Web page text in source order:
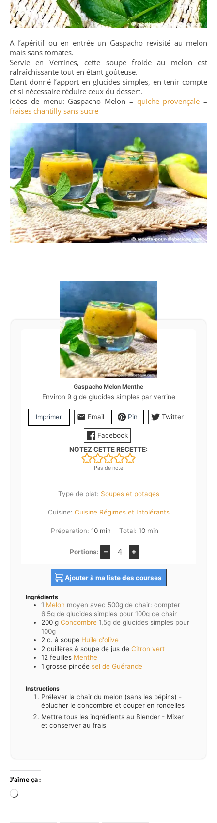
A l’apéritif ou en entrée un Gaspacho revisité au melon
mais sans tomates.
Servie en Verrines, cette soupe froide au melon est
rafraîchissante tout en étant goûteuse.
Etant donné l’apport en glucides simples, en tenir compte
et si nécessaire réduire ceux du dessert.
Idées de menu: Gaspacho Melon – quiche provençale –
fraises chantilly sans sucre
Gaspacho Melon Menthe
Environ 9 g de glucides simples par verrine
Imprimer Email Pin Twitter
Facebook
NOTEZ CETTE RECETTE:
Pas de note
Type de plat: Soupes et potages
Cuisine: Cuisine Régimes et Intolérants
Préparation:10minutes
min Total: 10minutes
min
Portions: – +
Ajouter à ma liste des courses
Ingrédients
1 Melon moyen avec 500g de chair: compter
6,5g de glucides simples pour 100g de chair
200 g Concombre 1,5g de glucides simples pour
100g
2 c. à soupe Huile d'olive
2 cuillères à soupe de jus de Citron vert
12 feuilles Menthe
1 grosse pincée sel de Guérande
Instructions
Prélever la chair du melon (sans les pépins) -
éplucher le concombre et couper en rondelles
Mettre tous les ingrédients au Blender - Mixer
et conserver au frais
J’aime ça :
Chargement…